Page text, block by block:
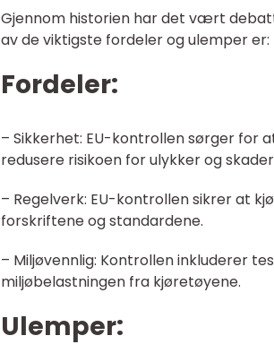
Gjennom historien har det vært
av de viktigste fordeler og ulemper er:
Fordeler:
– Sikkerhet: EU-kontrollen sørger for
redusere risikoen for ulykker og
– Regelverk: EU-kontrollen sikrer at
forskriftene og standardene.
– Miljøvennlig: Kontrollen inkluderer
miljøbelastningen fra kjøretøyene.
Ulemper: